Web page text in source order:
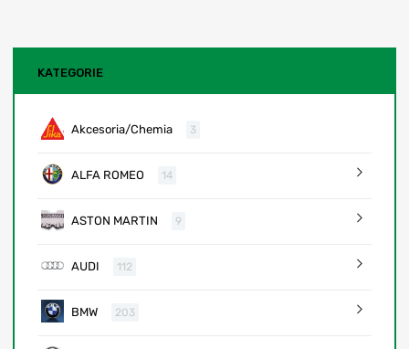
KATEGORIE
Akcesoria/Chemia 3
ALFA ROMEO 14
ASTON MARTIN 9
AUDI 112
BMW 203